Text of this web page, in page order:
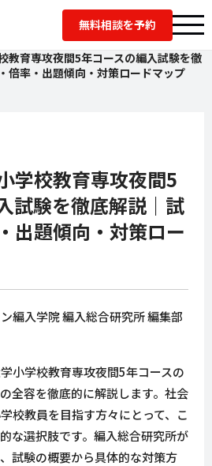
無料相談を予約
教育専攻夜間5年コースの編入試験を徹
倍率・出題傾向・対策ロードマップ
学校教育専攻夜間5
試験を徹底解説｜試
出題傾向・対策ロー
編入学院 編入総合研究所 編集部
小学校教育専攻夜間5年コースの
全容を徹底的に解説します。社会
校教員を目指す方々にとって、こ
な選択肢です。編入総合研究所が
試験の概要から具体的な対策方